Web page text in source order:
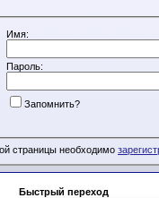
Имя:
Пароль:
Запомнить?
страницы необходимо
Быстрый переход